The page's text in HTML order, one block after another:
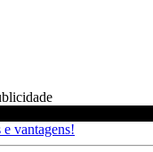
vantagens!